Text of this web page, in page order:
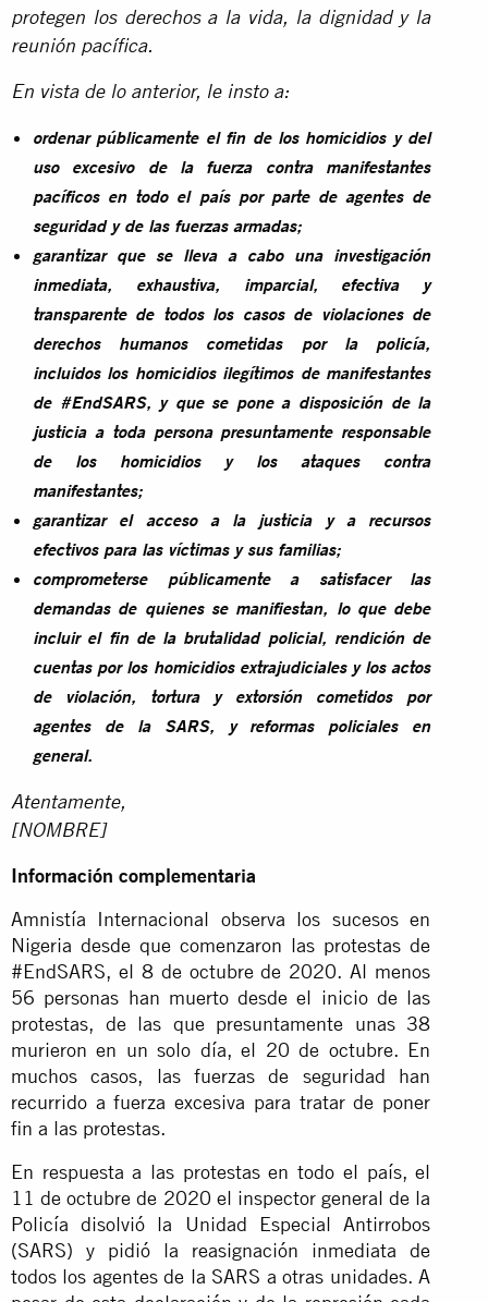
protegen los derechos a la vida, la dignidad y la
reunión pacífica.
En vista de lo anterior, le insto a:
ordenar públicamente el fin de los homicidios y del
uso excesivo de la fuerza contra manifestantes
pacíficos en todo el país por parte de agentes de
seguridad y de las fuerzas armadas;
garantizar que se lleva a cabo una investigación
inmediata, exhaustiva, imparcial, efectiva y
transparente de todos los casos de violaciones de
derechos humanos cometidas por la policía,
incluidos los homicidios ilegítimos de manifestantes
de #EndSARS, y que se pone a disposición de la
justicia a toda persona presuntamente responsable
de los homicidios y los ataques contra
manifestantes;
garantizar el acceso a la justicia y a recursos
efectivos para las víctimas y sus familias;
comprometerse públicamente a satisfacer las
demandas de quienes se manifiestan, lo que debe
incluir el fin de la brutalidad policial, rendición de
cuentas por los homicidios extrajudiciales y los actos
de violación, tortura y extorsión cometidos por
agentes de la SARS, y reformas policiales en
general.
Atentamente,
[NOMBRE]
Información complementaria
Amnistía Internacional observa los sucesos en
Nigeria desde que comenzaron las protestas de
#EndSARS, el 8 de octubre de 2020. Al menos
56 personas han muerto desde el inicio de las
protestas, de las que presuntamente unas 38
murieron en un solo día, el 20 de octubre. En
muchos casos, las fuerzas de seguridad han
recurrido a fuerza excesiva para tratar de poner
fin a las protestas.
En respuesta a las protestas en todo el país, el
11 de octubre de 2020 el inspector general de la
Policía disolvió la Unidad Especial Antirrobos
(SARS) y pidió la reasignación inmediata de
todos los agentes de la SARS a otras unidades. A